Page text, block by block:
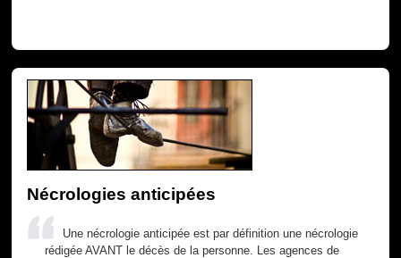
Nécrologies anticipées
Une nécrologie anticipée est par définition une nécrologie
rédigée AVANT le décès de la personne. Les agences de